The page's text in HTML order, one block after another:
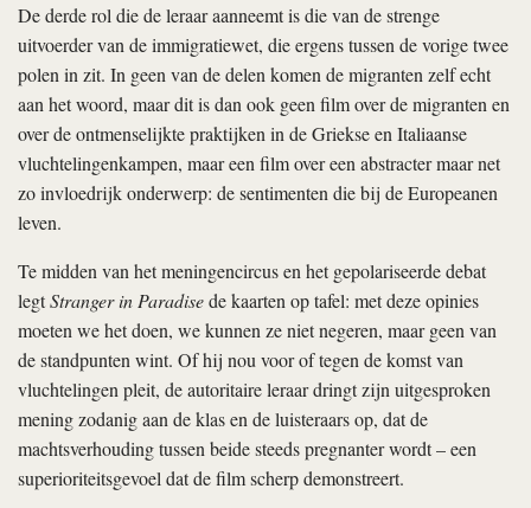
De derde rol die de leraar aanneemt is die van de strenge
uitvoerder van de immigratiewet, die ergens tussen de vorige twee
polen in zit. In geen van de delen komen de migranten zelf echt
aan het woord, maar dit is dan ook geen film over de migranten en
over de ontmenselijkte praktijken in de Griekse en Italiaanse
vluchtelingenkampen, maar een film over een abstracter maar net
zo invloedrijk onderwerp: de sentimenten die bij de Europeanen
leven.
Te midden van het meningencircus en het gepolariseerde debat
legtStranger in Paradisede kaarten op tafel: met deze opinies
moeten we het doen, we kunnen ze niet negeren, maar geen van
de standpunten wint. Of hij nou voor of tegen de komst van
vluchtelingen pleit, de autoritaire leraar dringt zijn uitgesproken
mening zodanig aan de klas en de luisteraars op, dat de
machtsverhouding tussen beide steeds pregnanter wordt – een
superioriteitsgevoel dat de film scherp demonstreert.